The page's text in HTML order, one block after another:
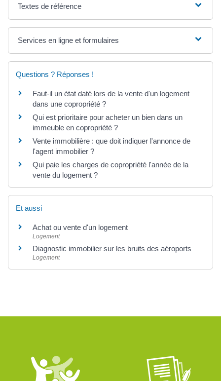
Textes de référence
Services en ligne et formulaires
Questions ? Réponses !
Faut-il un état daté lors de la vente d'un logement
dans une copropriété ?
Qui est prioritaire pour acheter un bien dans un
immeuble en copropriété ?
Vente immobilière : que doit indiquer l'annonce de
l'agent immobilier ?
Qui paie les charges de copropriété l'année de la
vente du logement ?
Et aussi
Achat ou vente d'un logement
Logement
Diagnostic immobilier sur les bruits des aéroports
Logement